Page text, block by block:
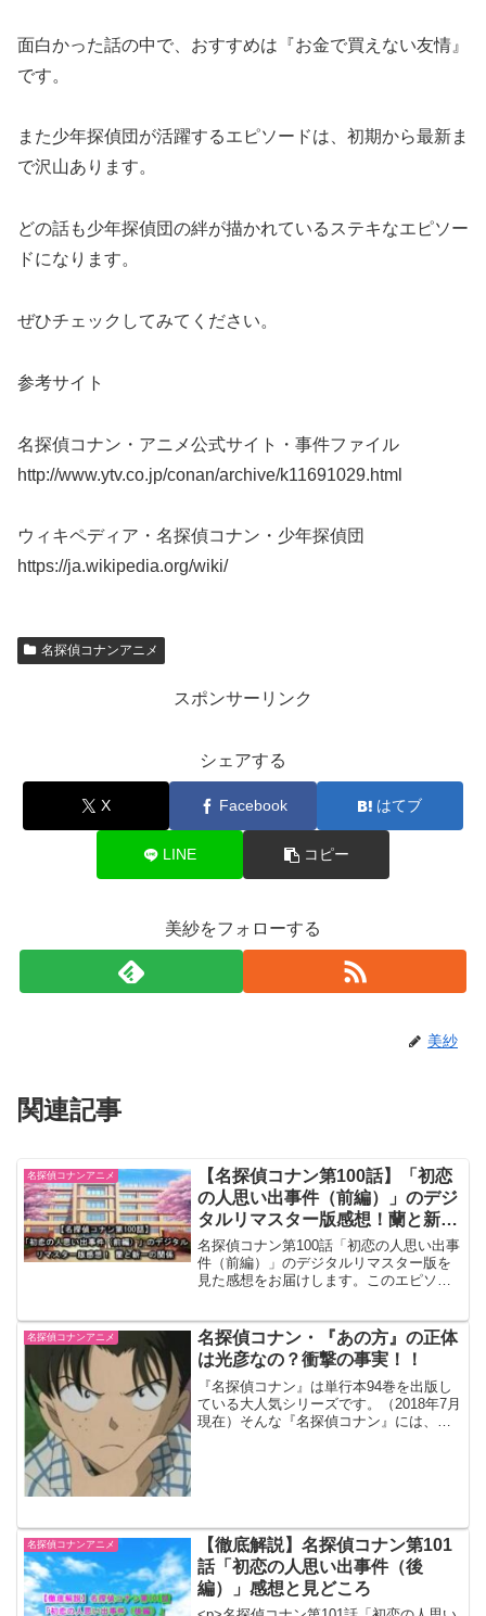
面白かった話の中で、おすすめは『お金で買えない友情』
です。
また少年探偵団が活躍するエピソードは、初期から最新ま
で沢山あります。
どの話も少年探偵団の絆が描かれているステキなエピソー
ドになります。
ぜひチェックしてみてください。
参考サイト
名探偵コナン・アニメ公式サイト・事件ファイル
http://www.ytv.co.jp/conan/archive/k11691029.html
ウィキペディア・名探偵コナン・少年探偵団
https://ja.wikipedia.org/wiki/
名探偵コナンアニメ
スポンサーリンク
シェアする
X Facebook はてブ
LINE コピー
美紗をフォローする
美紗
関連記事
名探偵コナンアニメ
【名探偵コナン第100話】「初恋
の人思い出事件（前編）」のデジ
タルリマスター版感想！蘭と新一
の関係
名探偵コナン第100話「初恋の人思い出事
件（前編）」のデジタルリマスター版を
見た感想をお届けします。このエピソー
ても色あせない名作です。特に蘭の新一
に対する一途な想いが際立ち、彼女の優
しさと強さが印象的でした。本記事で
は、このエピソードの魅力を徹底的に解
説しますので、ぜひ最後までお読みくだ
さい。
名探偵コナンアニメ
名探偵コナン・『あの方』の正体
は光彦なの？衝撃の事実！！
『名探偵コナン』は単行本94巻を出版し
ている大人気シリーズです。（2018年7月
現在）そんな『名探偵コナン』には、今
名探偵コナンアニメ
【徹底解説】名探偵コナン第101
話「初恋の人思い出事件（後
編）」感想と見どころ